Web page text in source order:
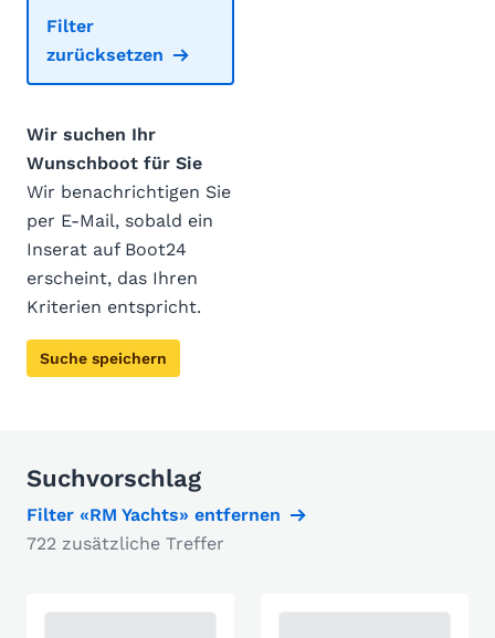
Filter
zurücksetzen
Wir suchen Ihr
Wunschboot für Sie
Wir benachrichtigen Sie
per E-Mail, sobald ein
Inserat auf Boot24
erscheint, das Ihren
Kriterien entspricht.
Suche speichern
Suchvorschlag
Filter «RM Yachts» entfernen
722 zusätzliche Treffer